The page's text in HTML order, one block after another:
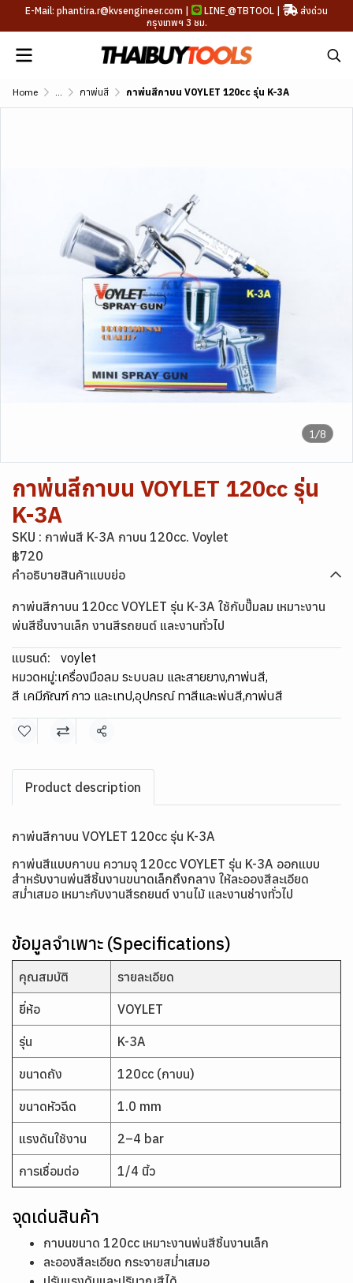
E-Mail: phantira.r@kvsengineer.com | LINE @TBTOOL |
ส่งด่วน
กรุงเทพฯ 3 ชม.
Home ... กาพ่นสี กาพ่นสีกาบน VOYLET 120cc รุ่น K-3A
1/8
กาพ่นสีกาบน VOYLET 120cc รุ่น
K-3A
SKU : กาพ่นสี K-3A กาบน 120cc. Voylet
฿720
คำอธิบายสินค้าแบบย่อ
กาพ่นสีกาบน 120cc VOYLET รุ่น K-3A ใช้กับปั๊มลม เหมาะงาน
พ่นสีชิ้นงานเล็ก งานสีรถยนต์ และงานทั่วไป
แบรนด์:
voylet
หมวดหมู่:เครื่องมือลม ระบบลม และสายยาง,กาพ่นสี,
สี เคมีภัณฑ์ กาว และเทป,อุปกรณ์ ทาสีและพ่นสี,กาพ่นสี
แชร์
Product description
กาพ่นสีกาบน VOYLET 120cc รุ่น K-3A
กาพ่นสีแบบกาบน ความจุ 120cc VOYLET รุ่น K-3A ออกแบบ
สำหรับงานพ่นสีชิ้นงานขนาดเล็กถึงกลาง ให้ละอองสีละเอียด
สม่ำเสมอ เหมาะกับงานสีรถยนต์ งานไม้ และงานช่างทั่วไป
ข้อมูลจำเพาะ (Specifications)
คุณสมบัติ รายละเอียด
ยี่ห้อ VOYLET
รุ่น K-3A
ขนาดถัง 120cc (กาบน)
ขนาดหัวฉีด 1.0 mm
แรงดันใช้งาน 2–4 bar
การเชื่อมต่อ 1/4 นิ้ว
จุดเด่นสินค้า
กาบนขนาด 120cc เหมาะงานพ่นสีชิ้นงานเล็ก
ละอองสีละเอียด กระจายสม่ำเสมอ